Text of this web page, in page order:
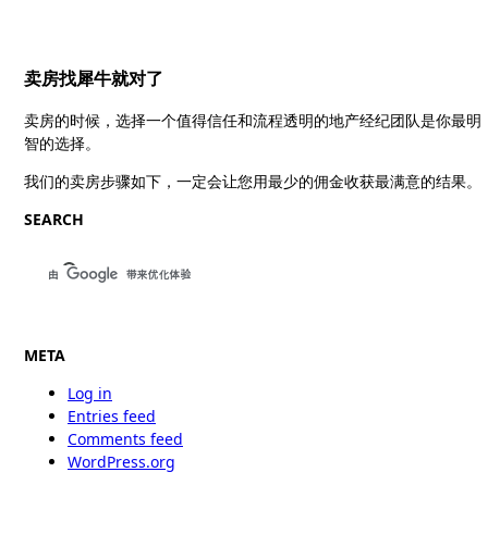
卖房找犀牛就对了
卖房的时候，选择一个值得信任和流程透明的地产经纪团队是你最明
智的选择。
我们的卖房步骤如下，一定会让您用最少的佣金收获最满意的结果。
SEARCH
META
Log in
Entries feed
Comments feed
WordPress.org